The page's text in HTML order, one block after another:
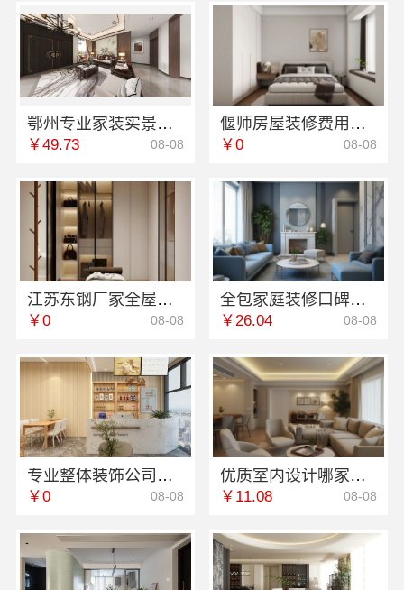
鄂州专业家装实景案例湖北百年米莱空间美学装饰材料有限公司
￥49.73 08-08
偃师房屋装修费用，河南璟臻环保建材有限公司性价比高
￥0 08-08
江苏东钢厂家全屋不锈钢定制生产基地兴化
￥0 08-08
全包家庭装修口碑优选报价明细-福建尚艺空间新材料科技有限公司
￥26.04 08-08
专业整体装饰公司预算，南通宏域全宅装饰建材有限公司明细解读
￥0 08-08
优质室内设计哪家好，南京市创亿讯设计匠心
￥11.08 08-08